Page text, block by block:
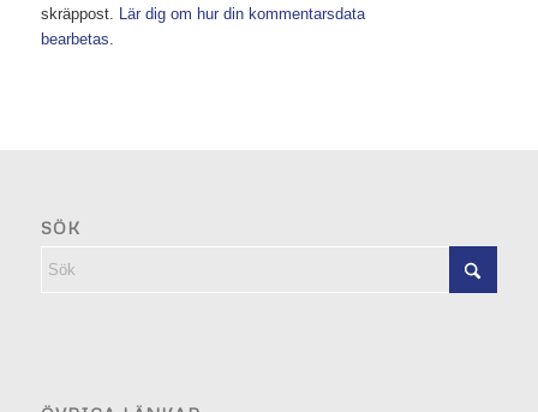
skräppost. Lär dig om hur din kommentarsdata
bearbetas.
SÖK